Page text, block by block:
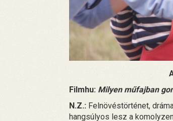
Filmhu: Milyen műfajban
N.Z.: Felnövéstörténet,
hangsúlyos lesz a